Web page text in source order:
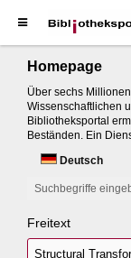
Homepage
Über sechs
Wissenschaftlichen
Bibliotheksportal
Beständen. Ein
Deutsch
Suchbegriffe
Freitext